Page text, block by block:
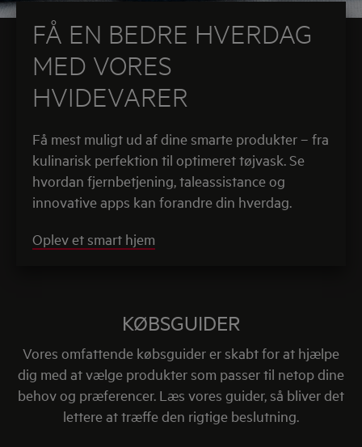
FÅ EN BEDRE HVERDAG
MED VORES
HVIDEVARER
Få mest muligt ud af dine smarte produkter – fra
kulinarisk perfektion til optimeret tøjvask. Se
hvordan fjernbetjening, taleassistance og
innovative apps kan forandre din hverdag.
Oplev et smart hjem
KØBSGUIDER
Vores omfattende købsguider er skabt for at hjælpe
dig med at vælge produkter som passer til netop dine
behov og præferencer. Læs vores guider, så bliver det
lettere at træffe den rigtige beslutning.